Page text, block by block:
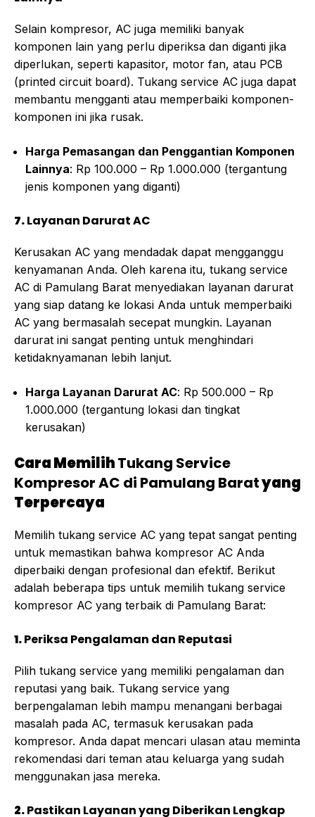
Selain kompresor, AC juga memiliki banyak
komponen lain yang perlu diperiksa dan diganti jika
diperlukan, seperti kapasitor, motor fan, atau PCB
(printed circuit board). Tukang service AC juga dapat
membantu mengganti atau memperbaiki komponen-
komponen ini jika rusak.
Harga Pemasangan dan Penggantian Komponen
Lainnya: Rp 100.000 – Rp 1.000.000 (tergantung
jenis komponen yang diganti)
7.Layanan Darurat AC
Kerusakan AC yang mendadak dapat mengganggu
kenyamanan Anda. Oleh karena itu, tukang service
AC di Pamulang Barat menyediakan layanan darurat
yang siap datang ke lokasi Anda untuk memperbaiki
AC yang bermasalah secepat mungkin. Layanan
darurat ini sangat penting untuk menghindari
ketidaknyamanan lebih lanjut.
Harga Layanan Darurat AC: Rp 500.000 – Rp
1.000.000 (tergantung lokasi dan tingkat
kerusakan)
Cara MemilihTukang Service
Kompresor AC di Pamulang Baratyang
Terpercaya
Memilih tukang service AC yang tepat sangat penting
untuk memastikan bahwa kompresor AC Anda
diperbaiki dengan profesional dan efektif. Berikut
adalah beberapa tips untuk memilih tukang service
kompresor AC yang terbaik di Pamulang Barat:
1.Periksa Pengalaman dan Reputasi
Pilih tukang service yang memiliki pengalaman dan
reputasi yang baik. Tukang service yang
berpengalaman lebih mampu menangani berbagai
masalah pada AC, termasuk kerusakan pada
kompresor. Anda dapat mencari ulasan atau meminta
rekomendasi dari teman atau keluarga yang sudah
menggunakan jasa mereka.
2.Pastikan Layanan yang Diberikan Lengkap